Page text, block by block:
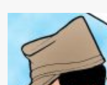
Échale
una
miradita
al
de
#Luy